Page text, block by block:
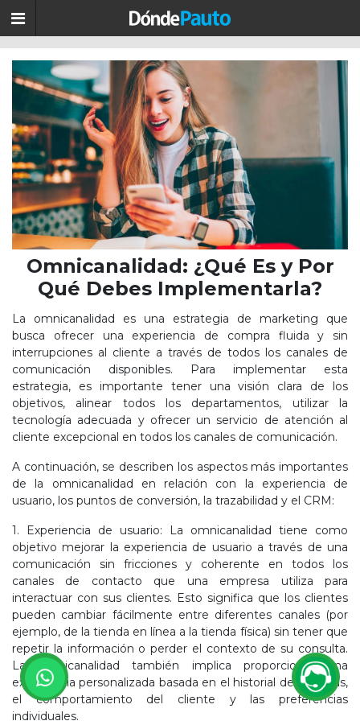
Omnicanalidad: ¿Qué Es y Por
Qué Debes Implementarla?
La omnicanalidad es una estrategia de marketing que
busca ofrecer una experiencia de compra fluida y sin
interrupciones al cliente a través de todos los canales de
comunicación disponibles. Para implementar esta
estrategia, es importante tener una visión clara de los
objetivos, alinear todos los departamentos, utilizar la
tecnología adecuada y ofrecer un servicio de atención al
cliente excepcional en todos los canales de comunicación.
A continuación, se describen los aspectos más importantes
de la omnicanalidad en relación con la experiencia de
usuario, los puntos de conversión, la trazabilidad y el CRM:
1. Experiencia de usuario: La omnicanalidad tiene como
objetivo mejorar la experiencia de usuario a través de una
comunicación sin fricciones y coherente en todos los
canales de contacto que una empresa utiliza para
interactuar con sus clientes. Esto significa que los clientes
pueden cambiar fácilmente entre diferentes canales (por
ejemplo, de la tienda en línea a la tienda física) sin tener que
repetir la información o perder el contexto de su consulta.
La omnicanalidad también implica proporcionar una
experiencia personalizada basada en el historial de compras,
el comportamiento del cliente y las preferencias
individuales.